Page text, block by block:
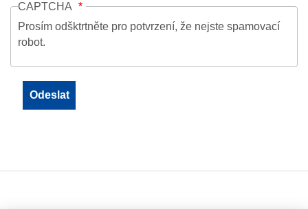
CAPTCHA
Prosím odšktrtněte pro potvrzení, že nejste spamovací
robot.